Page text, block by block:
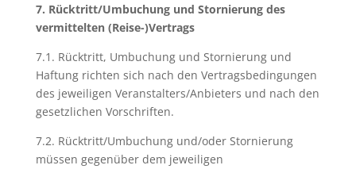
7. Rücktritt/Umbuchung und Stornierung des
vermittelten (Reise-)Vertrags
7.1. Rücktritt, Umbuchung und Stornierung und
Haftung richten sich nach den Vertragsbedingungen
des jeweiligen Veranstalters/Anbieters und nach den
gesetzlichen Vorschriften.
7.2. Rücktritt/Umbuchung und/oder Stornierung
müssen gegenüber dem jeweiligen